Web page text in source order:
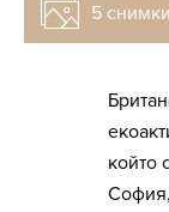
5 снимки
който